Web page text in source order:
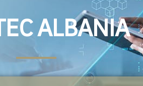
ALBANIA